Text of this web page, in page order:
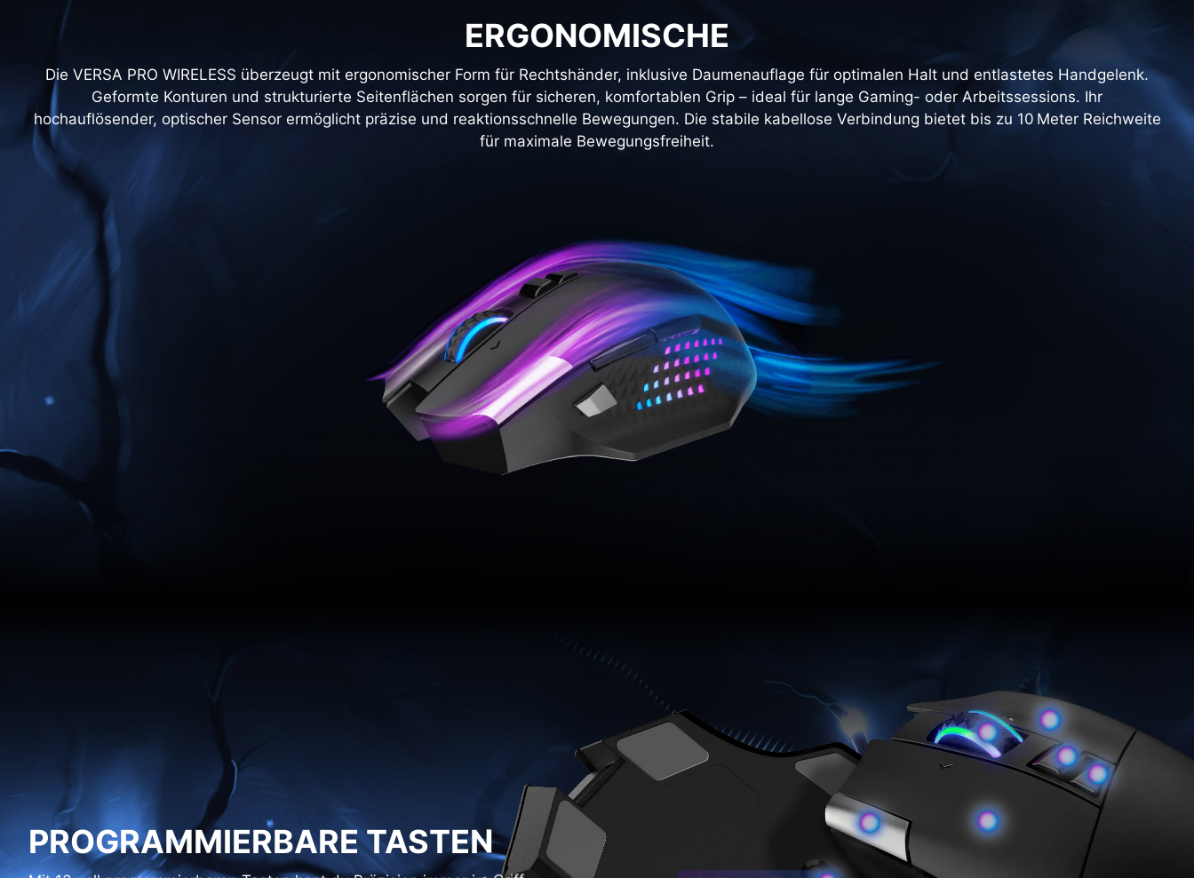
ERGONOMISCHE
Die VERSA PRO WIRELESS überzeugt mit ergonomischer Form für Rechtshänder, inklusive Daumenauflage für optimalen Halt und entlastetes Handgelenk.
Geformte Konturen und strukturierte Seitenflächen sorgen für sicheren, komfortablen Grip – ideal für lange Gaming- oder Arbeitssessions. Ihr
hochauflösender, optischer Sensor ermöglicht präzise und reaktionsschnelle Bewegungen. Die stabile kabellose Verbindung bietet bis zu 10 Meter Reichweite
für maximale Bewegungsfreiheit.
PROGRAMMIERBARE TASTEN Stummschalten-Taste